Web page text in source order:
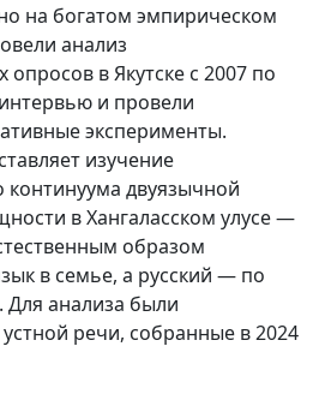
на богатом эмпирическом
анализ
опросов в Якутске с 2007 по
и провели
эксперименты.
изучение
континуума двуязычной
в Хангаласском улусе —
образом
в семье, а русский — по
анализа были
речи, собранные в 2024